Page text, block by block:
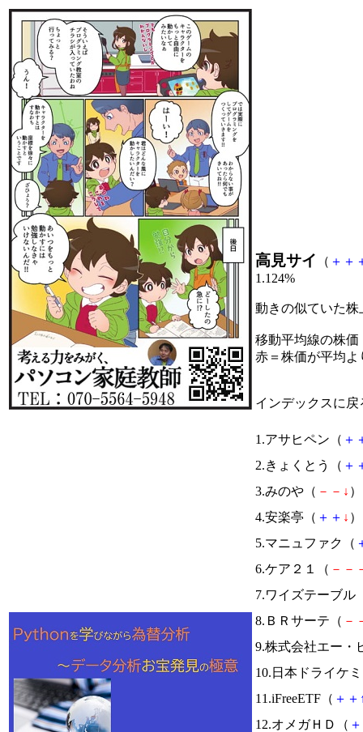
高見サイ （ ＋ ＋
1.124%
動きの似ていた
移動平均線の株価
赤＝株価が平均
インデックスに戻
1.アサヒペン（ ＋
2.きょくとう（ ＋
3.みのや（ － － ↓
4.安楽亭（ ＋ ＋ ↓
5.マニュファク（
6.ケア２１（ － －
7.ワイズテーブル
8.ＢＲサーテ（ －
9.株式会社エー・
10.日本ドライケ
11.iFreeETF（ ＋ ＋
12.オメガＨＤ（ ＋